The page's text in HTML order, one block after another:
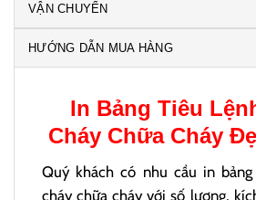
VẬN CHUYỂN
HƯỚNG DẪN MUA HÀNG
In Bảng Tiêu
Cháy Chữa Cháy
Quý khách có nhu cầu in
cháy chữa cháy với số lượng,